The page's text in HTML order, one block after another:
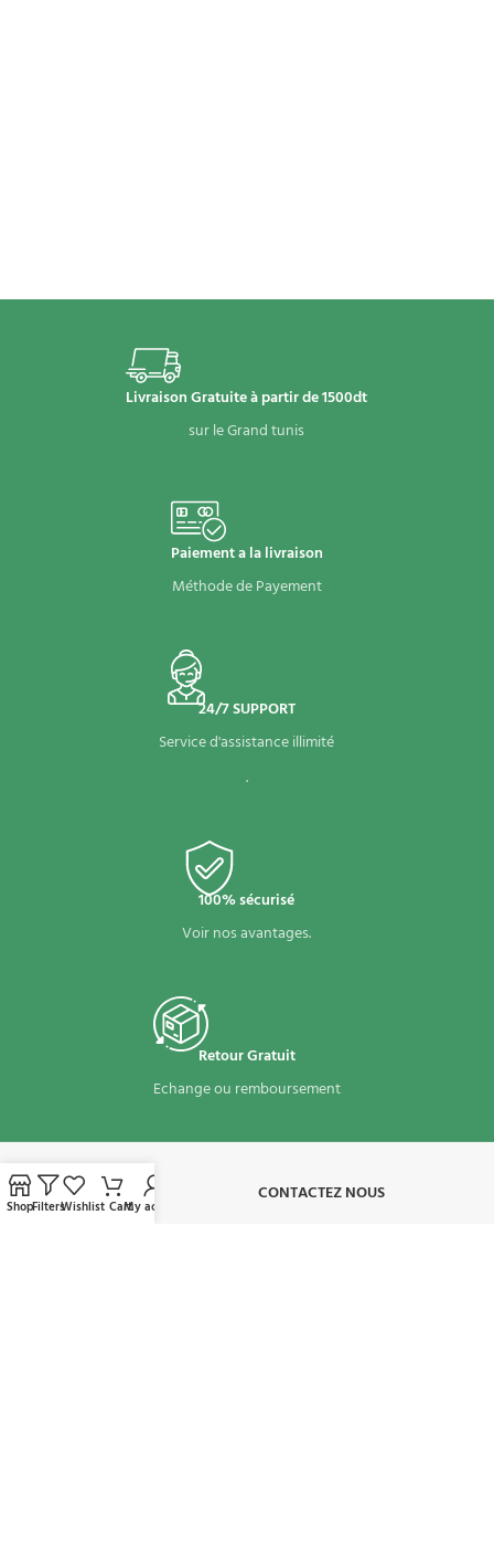
Livraison Gratuite à partir de 1500dt
sur le Grand tunis
Paiement a la livraison
Méthode de Payement
24/7 SUPPORT
Service d'assistance illimité
.
100% sécurisé
Voir nos avantages.
Retour Gratuit
Echange ou remboursement
À PROPOS​ CONTACTEZ NOUS
ShopFiltersWishlist CartMy account